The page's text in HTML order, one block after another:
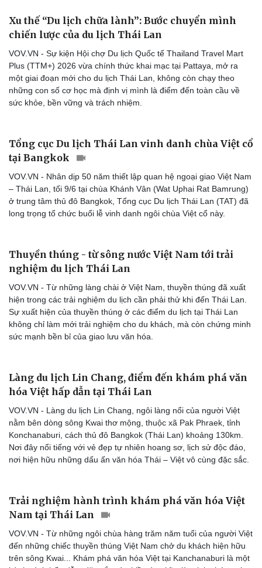
Văn hóa
Sân khấu - Điện ảnh
Âm nhạc
Di sản
Giải trí
Sao Việt
Du lịch
Tư vấn
Săn Tour
Podcast
Câu chuyện thời sự
Đọc truyện đêm khuya
Hạt giống tâm hồn
Xu thế “Du lịch chữa lành”: Bước chuyển mình
chiến lược của du lịch Thái Lan
VOV.VN - Sự kiện Hội chợ Du lịch Quốc tế Thailand Travel Mart
Plus (TTM+) 2026 vừa chính thức khai mạc tại Pattaya, mở ra
một giai đoạn mới cho du lịch Thái Lan, không còn chạy theo
những con số cơ học mà định vị mình là điểm đến toàn cầu về
sức khỏe, bền vững và trách nhiệm.
Tổng cục Du lịch Thái Lan vinh danh chùa Việt cổ
tại Bangkok
VOV.VN - Nhân dịp 50 năm thiết lập quan hệ ngoại giao Việt Nam
– Thái Lan, tối 9/6 tại chùa Khánh Vân (Wat Uphai Rat Bamrung)
ở trung tâm thủ đô Bangkok, Tổng cục Du lịch Thái Lan (TAT) đã
long trọng tổ chức buổi lễ vinh danh ngôi chùa Việt cổ này.
Thuyền thúng - từ sông nước Việt Nam tới trải
nghiệm du lịch Thái Lan
VOV.VN - Từ những làng chài ở Việt Nam, thuyền thúng đã xuất
hiện trong các trải nghiệm du lịch cần phải thử khi đến Thái Lan.
Sự xuất hiện của thuyền thúng ở các điểm du lịch tại Thái Lan
không chỉ làm mới trải nghiệm cho du khách, mà còn chứng minh
sức mạnh bền bỉ của giao lưu văn hóa.
Làng du lịch Lin Chang, điểm đến khám phá văn
hóa Việt hấp dẫn tại Thái Lan
VOV.VN - Làng du lịch Lin Chang, ngôi làng nổi của người Việt
nằm bên dòng sông Kwai thơ mộng, thuộc xã Pak Phraek, tỉnh
Konchanaburi, cách thủ đô Bangkok (Thái Lan) khoảng 130km.
Nơi đây nổi tiếng với vẻ đẹp tự nhiên hoang sơ, lịch sử độc đáo,
nơi hiện hữu những dấu ấn văn hóa Thái – Việt vô cùng đặc sắc.
Trải nghiệm hành trình khám phá văn hóa Việt
Nam tại Thái Lan
VOV.VN - Từ những ngôi chùa hàng trăm năm tuổi của người Việt
đến những chiếc thuyền thúng Việt Nam chở du khách hiện hữu
trên sông Kwai... Khám phá văn hóa Việt tại Kanchanaburi là một